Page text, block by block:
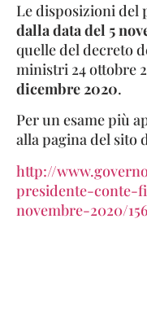
Le disposizioni del
dalla data del 5
quelle del decreto
ministri 24 ottobre
dicembre 2020.
Per un esame più
alla pagina del sito
http://
presidente-
novembre-2020/